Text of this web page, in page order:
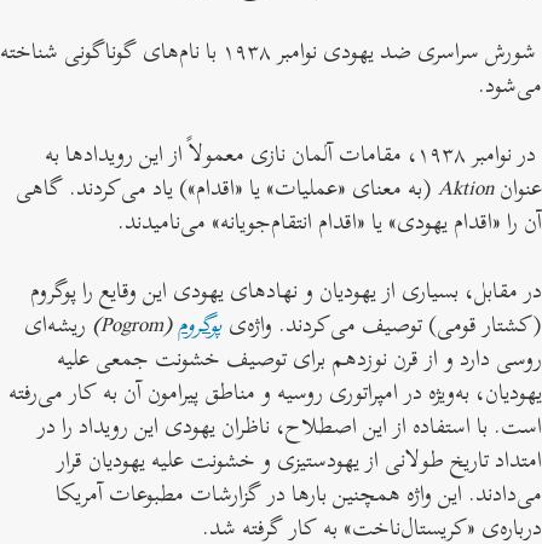
شورش سراسری ضد یهودی نوامبر ۱۹۳۸ با نام‌های گوناگونی شناخته
می‌شود.
در نوامبر ۱۹۳۸، مقامات آلمان نازی معمولاً از این رویدادها به
عنوانAktion(به معنای «عملیات» یا «اقدام») یاد می‌کردند. گاهی
آن را «اقدام یهودی» یا «اقدام انتقام‌جویانه» می‌نامیدند.
در مقابل، بسیاری از یهودیان و نهادهای یهودی این وقایع را پوگروم
(کشتار قومی) توصیف می‌کردند. واژه‌یپوگروم(Pogrom) ریشه‌ای
روسی دارد و از قرن نوزدهم برای توصیف خشونت جمعی علیه
یهودیان، به‌ویژه در امپراتوری روسیه و مناطق پیرامون آن به کار می‌رفته
است. با استفاده از این اصطلاح، ناظران یهودی این رویداد را در
امتداد تاریخ طولانی‌ از یهودستیزی و خشونت علیه یهودیان قرار
می‌دادند. این واژه‌ همچنین بارها در گزارشات مطبوعات آمریکا
درباره‌ی «کریستال‌ناخت» به کار گرفته شد.